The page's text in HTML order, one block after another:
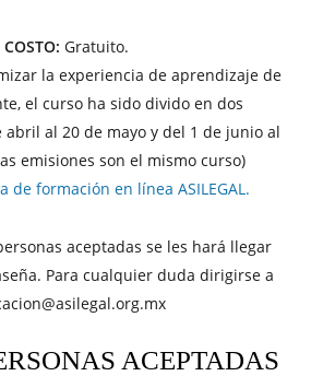
COSTO: Gratuito.
la experiencia de aprendizaje de
el curso ha sido divido en dos
abril al 20 de mayo y del 1 de junio al
emisiones son el mismo curso)
de formación en línea ASILEGAL.
aceptadas se les hará llegar
Para cualquier duda dirigirse a
ACEPTADAS